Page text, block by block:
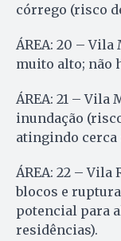
córrego (risco
ÁREA: 20 –
muito alto; não
ÁREA: 21 –
inundação
atingindo cerca
ÁREA: 22 – Vila
blocos e
potencial para
residências).